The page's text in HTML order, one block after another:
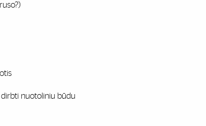
nuotoliniu būdu